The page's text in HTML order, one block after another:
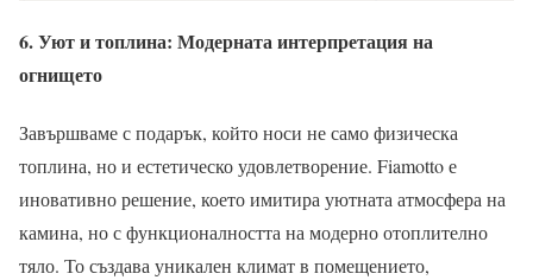
6. Уют и топлина: Модерната интерпретация на
огнището
Завършваме с подарък, който носи не само физическа
топлина, но и естетическо удовлетворение. Fiamotto е
иновативно решение, което имитира уютната атмосфера на
камина, но с функционалността на модерно отоплително
тяло. То създава уникален климат в помещението,